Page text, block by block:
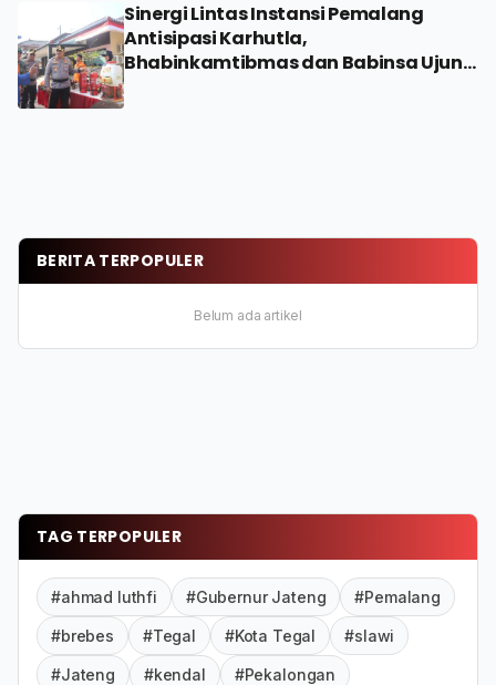
Sinergi Lintas Instansi Pemalang
Antisipasi Karhutla,
Bhabinkamtibmas dan Babinsa Ujung
BERITA TERPOPULER
Belum ada artikel
TAG TERPOPULER
#ahmad luthfi #Gubernur Jateng #Pemalang
#brebes #Tegal #Kota Tegal #slawi
#Jateng #kendal #Pekalongan